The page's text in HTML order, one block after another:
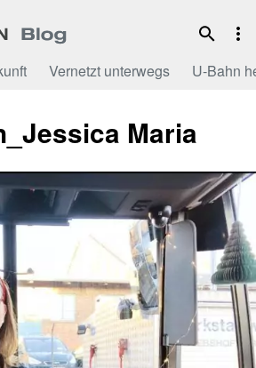
Vernetzt unterwegs U-Bahn
Maria